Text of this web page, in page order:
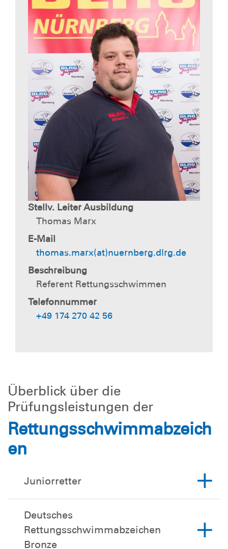
Stellv. Leiter Ausbildung
Thomas Marx
E-Mail
thomas.marx(at)nuernberg.dlrg.de
Beschreibung
Referent Rettungsschwimmen
Telefonnummer
+49 174 270 42 56
Überblick über die
Prüfungsleistungen der
Rettungsschwimmabzeich
en
Juniorretter
Deutsches
Rettungsschwimmabzeichen
Bronze